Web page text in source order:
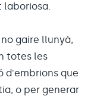
laboriosa.
gaire llunyà,
totes les
d'embrions que
o per generar